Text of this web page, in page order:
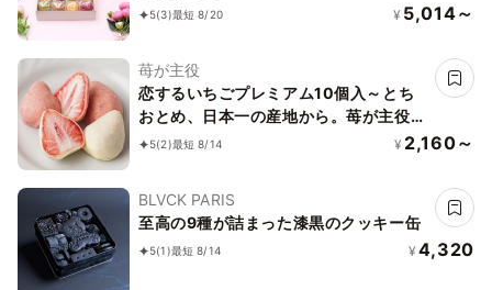
5(3)最短 8/20 ¥ 5,014～
苺が主役
恋するいちごプレミアム10個入～とち
おとめ、日本一の産地から。苺が主役
の美味しいお菓子～お中元・夏ギフト
5(2)最短 8/14 ¥ 2,160～
BLVCK PARIS
至高の9種が詰まった漆黒のクッキー缶
5(1)最短 8/14 ¥ 4,320